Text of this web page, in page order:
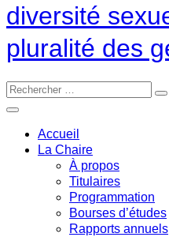
diversité
pluralité des
Accueil
La Chaire
À propos
Titulaires
Programmation
Bourses d’études
Rapports annuels